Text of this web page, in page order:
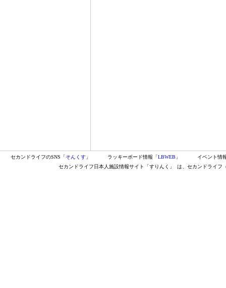
セカンドライフのSNS「そんくす 」 ラッキーボード情報「LBWEB 」
イベント情
セカンドライフ日本人施設情報サイト「すりんく」
は、セカンドライフ